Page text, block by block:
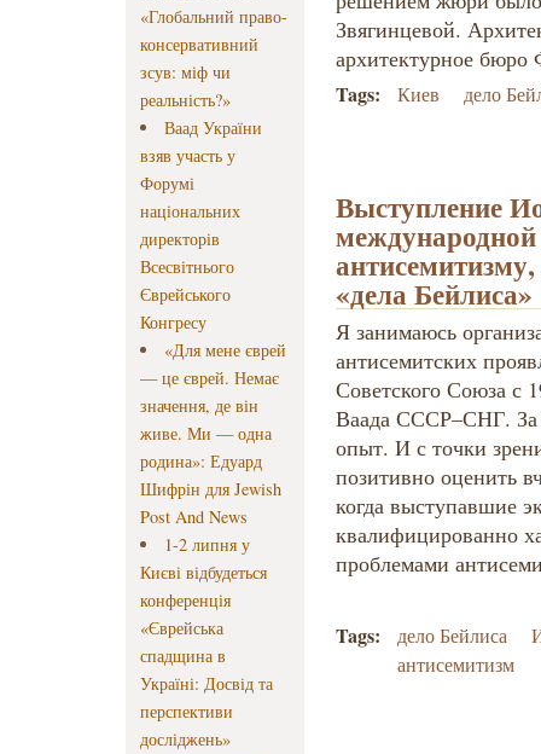
«Глобальний право-
консервативний
зсув: міф чи
реальність?»
Ваад України
взяв участь у
Форумі
національних
директорів
Всесвітнього
Єврейського
Конгресу
«Для мене єврей
— це єврей. Немає
значення, де він
живе. Ми — одна
родина»: Едуард
Шифрін для Jewish
Post And News
1-2 липня у
Києві відбудеться
конференція
«Єврейська
спадщина в
Україні: Досвід та
перспективи
досліджень»
Звягинцевой.
архитектурное
Tags: Киев дело
Выступление
«дела Бейлиса»
Я занимаюсь
антисемитских
Советского Союза с
Ваада СССР–СНГ. За
опыт. И с точки
позитивно оценить
когда выступавшие
квалифицированно
проблемами
Tags: дело Бейлиса
антисемитизм